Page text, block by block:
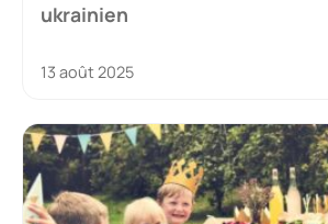
ukrainien
13 août 2025